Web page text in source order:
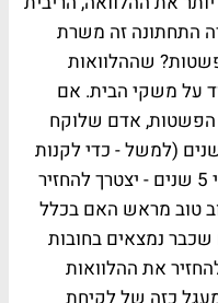
התחתונה זה משרת
שההלוואות
על משקי הבית. אם
אדם שלוקח
של 100 אלף שקל ל-10 שנים (למשל - כדי לקנות
רכב חדש), ויתחיל להחזיר רק אחרי 5 שנים - יצטרך להחזיר
טוב מראש האם בכלל
שכבר נמצאים בחובות
את ההלוואות